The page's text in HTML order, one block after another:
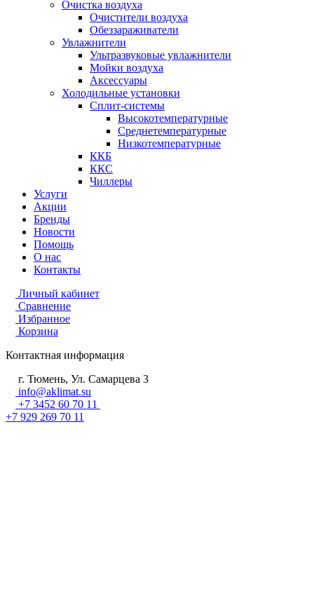
Очистка воздуха
Очистители воздуха
Обеззараживатели
Увлажнители
Ультразвуковые увлажнители
Мойки воздуха
Аксессуары
Холодильные установки
Сплит-системы
Высокотемпературные
Среднетемпературные
Низкотемпературные
ККБ
ККС
Чиллеры
Услуги
Акции
Бренды
Новости
Помощь
О нас
Контакты
Личный кабинет
Сравнение
Избранное
Корзина
Контактная информация
г. Тюмень, Ул. Самарцева 3
info@aklimat.su
+7 3452 60 70 11
+7 929 269 70 11